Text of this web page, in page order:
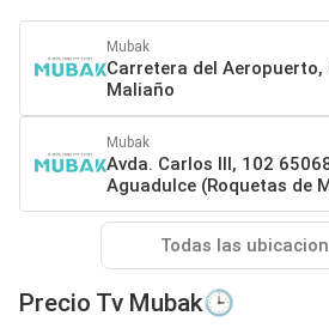
Mubak
Carretera del Aeropuerto,
Maliaño
Mubak
Avda. Carlos III, 102
Aguadulce (Roquetas de
Todas las
Precio Tv Mubak🕒